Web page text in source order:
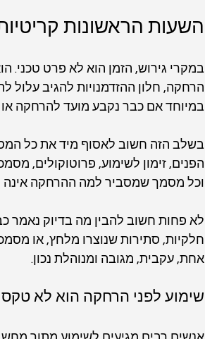
השעות הראשונות
במקרי גירוש, הזמן הוא לא פרט טכני.
הרחקה, חלון ההזדמנויות להגיב עלול
במיוחד אם כבר נקבע מועד להרחקה
בשלב הזה חשוב לאסוף מיד את כל
הפנים, זימון לשימוע, פרוטוקולים,
וכל מסמך שמסביר למה ההרחקה אינה
לא פחות חשוב להבין מה בדיוק נאמר
חלקיות, סתירות שנוצרו מלחץ, או
אחת, עקבית, מגובה ומנוהלת נכון.
שימוע לפני הרחקה הוא לא טקס